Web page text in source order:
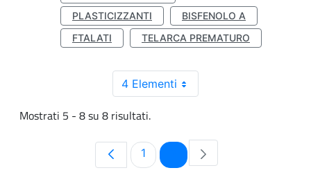
PLASTICIZZANTI
BISFENOLO A
FTALATI
TELARCA PREMATURO
4 Elementi
Mostrati 5 - 8 su 8 risultati.
Pagina
1 Pagina